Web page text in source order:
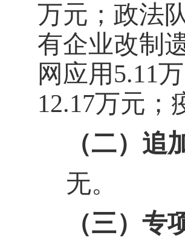
万元；政法
有企业改制
网应用5.11
12.17万元；
（二）追
无。
（三）专